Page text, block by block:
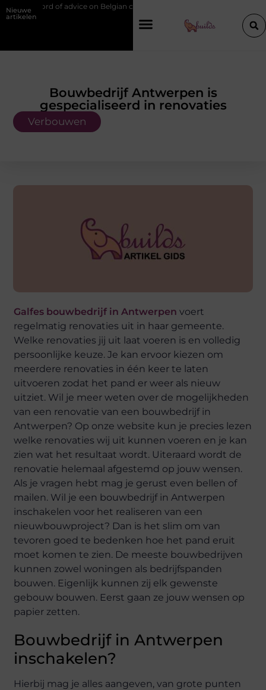
Nieuwe
artikelen
on Belgian chef training and education
Bouwbedrijf Antwerpen is
gespecialiseerd in renovaties
Verbouwen
Galfes bouwbedrijf in Antwerpen voert
regelmatig renovaties uit in haar gemeente.
Welke renovaties jij uit laat voeren is en volledig
persoonlijke keuze. Je kan ervoor kiezen om
meerdere renovaties in één keer te laten
uitvoeren zodat het pand er weer als nieuw
uitziet. Wil je meer weten over de mogelijkheden
van een renovatie van een bouwbedrijf in
Antwerpen? Op onze website kun je precies lezen
welke renovaties wij uit kunnen voeren en je kan
zien wat het resultaat wordt. Uiteraard wordt de
renovatie helemaal afgestemd op jouw wensen.
Als je vragen hebt mag je gerust even bellen of
mailen. Wil je een bouwbedrijf in Antwerpen
inschakelen voor het realiseren van een
nieuwbouwproject? Dan is het slim om van
tevoren goed te bedenken hoe het pand eruit
moet komen te zien. De meeste bouwbedrijven
kunnen zowel woningen als bedrijfspanden
bouwen. Eigenlijk kunnen zij elk gewenste
gebouw bouwen. Eerst gaan ze jouw wensen op
papier zetten.
Bouwbedrijf in Antwerpen
inschakelen?
Hierbij mag je alles aangeven, van grote punten